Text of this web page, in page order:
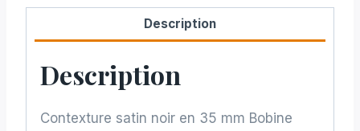
Description
Description
Contexture satin noir en 35 mm Bobine